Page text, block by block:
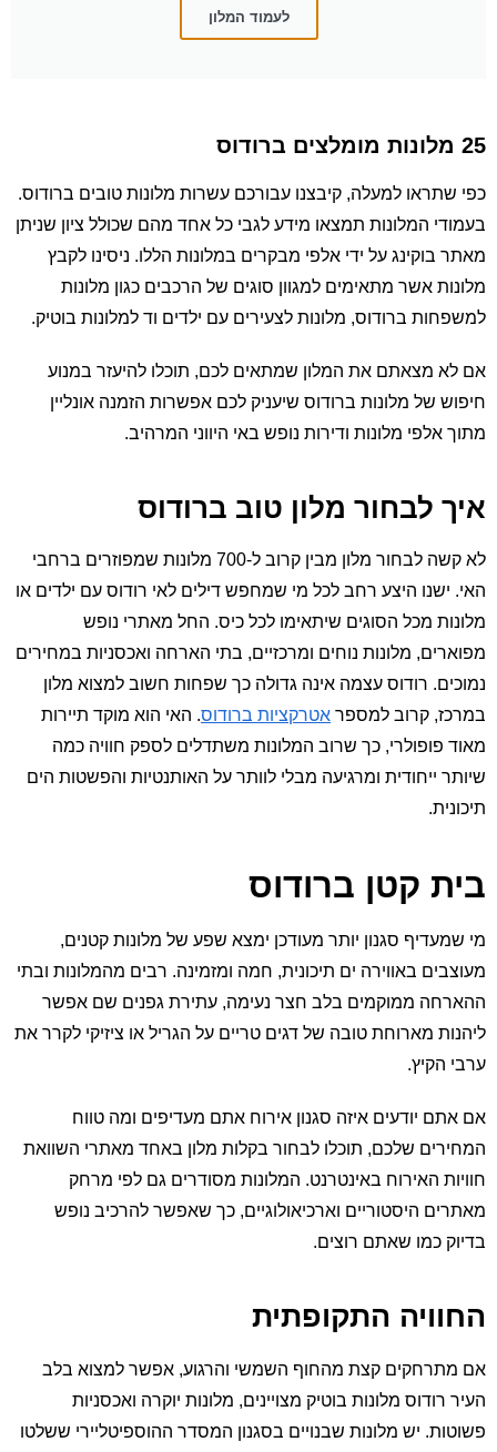
לעמוד המלון
25 מלונות מומלצים ברודוס
כפי שתראו למעלה, קיבצנו עבורכם עשרות מלונות טובים ברודוס.
בעמודי המלונות תמצאו מידע לגבי כל אחד מהם שכולל ציון שניתן
מאתר בוקינג על ידי אלפי מבקרים במלונות הללו. ניסינו לקבץ
מלונות אשר מתאימים למגוון סוגים של הרכבים כגון מלונות
למשפחות ברודוס, מלונות לצעירים עם ילדים וד למלונות בוטיק.
אם לא מצאתם את המלון שמתאים לכם, תוכלו להיעזר במנוע
חיפוש של מלונות ברודוס שיעניק לכם אפשרות הזמנה אונליין
מתוך אלפי מלונות ודירות נופש באי היווני המרהיב.
איך לבחור מלון טוב ברודוס
לא קשה לבחור מלון מבין קרוב ל-700 מלונות שמפוזרים ברחבי
האי. ישנו היצע רחב לכל מי שמחפש דילים לאי רודוס עם ילדים או
מלונות מכל הסוגים שיתאימו לכל כיס. החל מאתרי נופש
מפוארים, מלונות נוחים ומרכזיים, בתי הארחה ואכסניות במחירים
נמוכים. רודוס עצמה אינה גדולה כך שפחות חשוב למצוא מלון
במרכז, קרוב למספר אטרקציות ברודוס. האי הוא מוקד תיירות
מאוד פופולרי, כך שרוב המלונות משתדלים לספק חוויה כמה
שיותר ייחודית ומרגיעה מבלי לוותר על האותנטיות והפשטות הים
תיכונית.
בית קטן ברודוס
מי שמעדיף סגנון יותר מעודכן ימצא שפע של מלונות קטנים,
מעוצבים באווירה ים תיכונית, חמה ומזמינה. רבים מהמלונות ובתי
ההארחה ממוקמים בלב חצר נעימה, עתירת גפנים שם אפשר
ליהנות מארוחת טובה של דגים טריים על הגריל או ציזיקי לקרר את
ערבי הקיץ.
אם אתם יודעים איזה סגנון אירוח אתם מעדיפים ומה טווח
המחירים שלכם, תוכלו לבחור בקלות מלון באחד מאתרי השוואת
חוויות האירוח באינטרנט. המלונות מסודרים גם לפי מרחק
מאתרים היסטוריים וארכיאולוגיים, כך שאפשר להרכיב נופש
בדיוק כמו שאתם רוצים.
החוויה התקופתית
אם מתרחקים קצת מהחוף השמשי והרגוע, אפשר למצוא בלב
העיר רודוס מלונות בוטיק מצויינים, מלונות יוקרה ואכסניות
פשוטות. יש מלונות שבנויים בסגנון המסדר ההוספיטליירי ששלטו